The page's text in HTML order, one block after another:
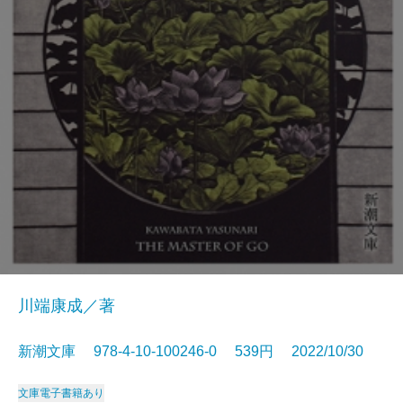
川端康成／著
新潮文庫 978-4-10-100246-0 539円 2022/10/30
文庫電子書籍あり